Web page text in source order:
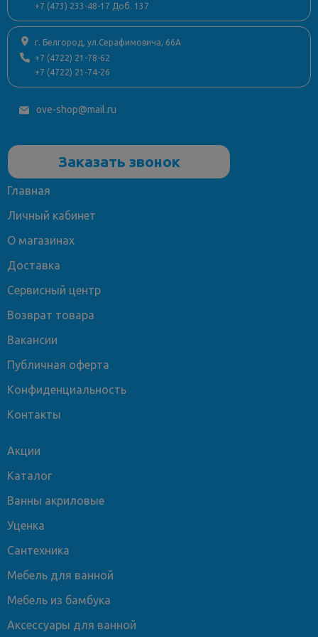
+7 (473) 233-48-17 Доб. 137
г. Белгород, ул.Серафимовича, 66А
+7 (4722) 21-78-62
+7 (4722) 21-74-26
ove-shop@mail.ru
Заказать звонок
Главная
Личный кабинет
О магазинах
Доставка
Сервисный центр
Возврат товара
Вакансии
Публичная оферта
Конфиденциальность
Контакты
Акции
Каталог
Ванны акриловые
Уценка
Сантехника
Мебель для ванной
Мебель из бамбука
Аксессуары для ванной